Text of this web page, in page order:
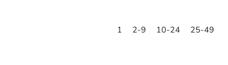
1 2-9 10-24 25-49